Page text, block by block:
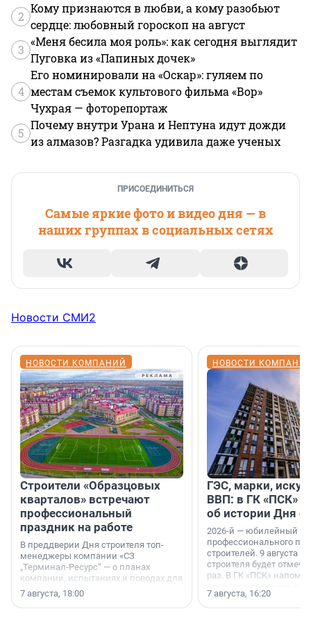
2
Кому признаются в любви, а кому разобьют
сердце: любовный гороскоп на август
3
«Меня бесила моя роль»: как сегодня выглядит
Пуговка из «Папиных дочек»
4
Его номинировали на «Оскар»: гуляем по
местам съемок культового фильма «Вор»
Чухрая — фоторепортаж
5
Почему внутри Урана и Нептуна идут дожди
из алмазов? Разгадка удивила даже ученых
ПРИСОЕДИНИТЬСЯ
Самые яркие фото и видео дня — в
наших группах в социальных сетях
Новости СМИ2
НОВОСТИ КОМПАНИЙ
Строители «Образцовых
кварталов» встречают
профессиональный
праздник на работе
В преддверии Дня строителя топ-
менеджеры компании «СЗ
„Терминал-Ресурс“ — о планах
компании, испытаниях и поводах для
осторожного оптимизма.
7 августа, 18:00
НОВОСТИ
ГЭС, марки,
ВВП: в ГК «ПСК»
об истории Дня
2026-й — юбилейный
профессионального
строителей. 9 августа
строителя будет
раз. В ГК «ПСК»
поменялась роль
7 августа, 16:20